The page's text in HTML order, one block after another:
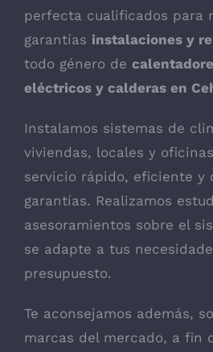
perfecta cualificados para
garantías instalaciones y
todo género de
eléctricos y calderas en
Instalamos sistemas de
viviendas, locales y
servicio rápido, eficiente y
garantías. Realizamos
asesoramientos sobre el
se adapte a tus
presupuesto.
Te aconsejamos además,
marcas del mercado, a fin